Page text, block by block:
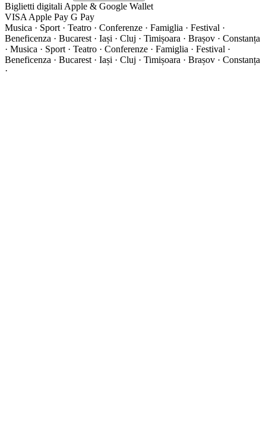
Biglietti digitali Apple & Google Wallet
VISA Apple Pay G Pay
Musica · Sport · Teatro · Conferenze · Famiglia · Festival ·
Beneficenza · Bucarest · Iași · Cluj · Timișoara · Brașov · Constanța
· Musica · Sport · Teatro · Conferenze · Famiglia · Festival ·
Beneficenza · Bucarest · Iași · Cluj · Timișoara · Brașov · Constanța
·